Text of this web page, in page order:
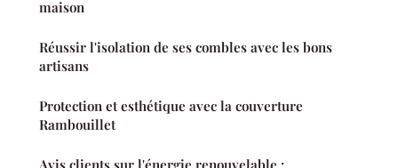
maison
Réussir l'isolation de ses combles avec les bons
artisans
Protection et esthétique avec la couverture
Rambouillet
Avis clients sur l'énergie renouvelable :